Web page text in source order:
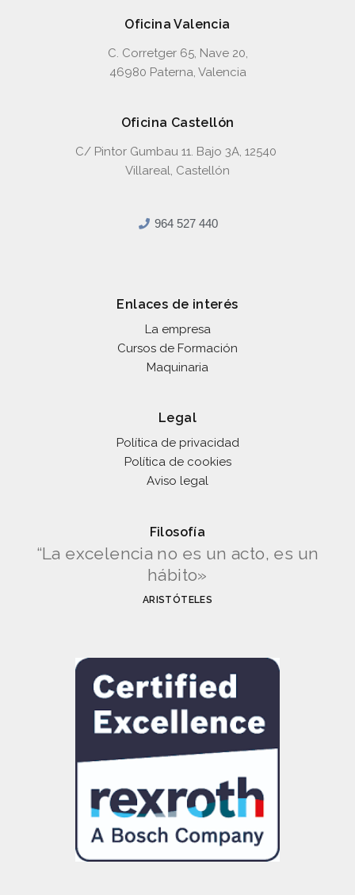
Oficina Valencia
C. Corretger 65, Nave 20,
46980 Paterna, Valencia
Oficina Castellón
C/ Pintor Gumbau 11. Bajo 3A, 12540
Villareal, Castellón
964 527 440
Enlaces de interés
La empresa
Cursos de Formación
Maquinaria
Legal
Política de privacidad
Política de cookies
Aviso legal
Filosofía
“La excelencia no es un acto, es un
hábito»
ARISTÓTELES